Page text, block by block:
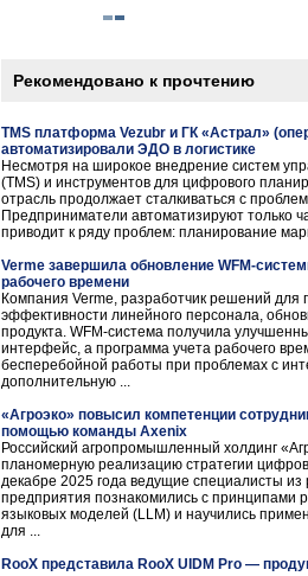
Рекомендовано к прочтению
TMS платформа Vezubr и ГК «Астрал»
автоматизировали ЭДО в логистике
Несмотря на широкое внедрение систем
(TMS) и инструментов для цифрового
отрасль продолжает сталкиваться с
Предприниматели автоматизируют только
приводит к ряду проблем: планирование
Verme завершила обновление WFM-
рабочего времени
Компания Verme, разработчик решений для
эффективности линейного персонала,
продукта. WFM-система получила
интерфейс, а программа учета рабочего
бесперебойной работы при проблемах с
дополнительную ...
«Агроэко» повысил компетенции
помощью команды Axenix
Российский агропромышленный холдинг
планомерную реализацию стратегии
декабре 2025 года ведущие специалисты
предприятия познакомились с принципами
языковых моделей (LLM) и научились
для ...
RooX представила RooX UIDM Pro —